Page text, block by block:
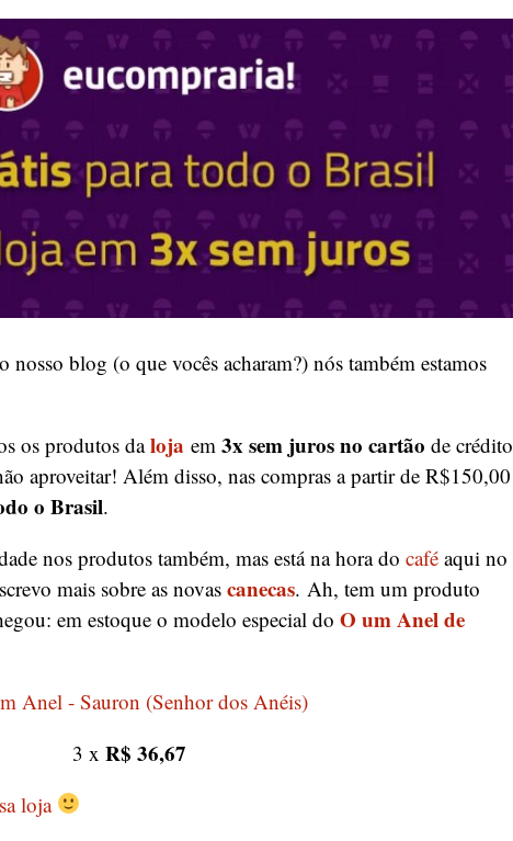
blog (o que vocês acharam?) nós também estamos
os produtos daloja em 3x sem juros no cartão de crédito
aproveitar! Além disso, nas compras a partir de R$150,00
o Brasil.
nos produtos também, mas está na hora do café aqui no
mais sobre as novas canecas. Ah, tem um produto
em estoque o modelo especial do O um Anel de
3 x R$ 36,67
loja